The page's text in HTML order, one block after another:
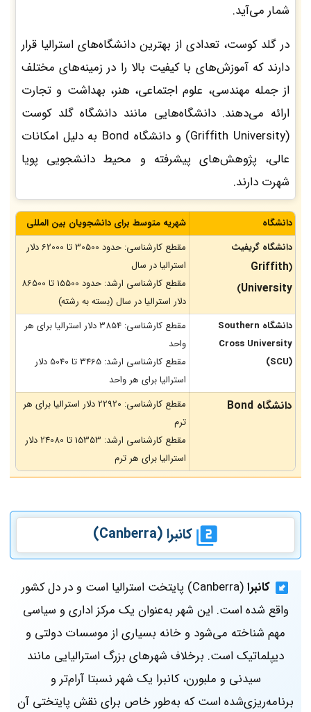
شمار می‌آید.
در گلد کوست، تعدادی از بهترین دانشگاه‌های استرالیا قرار
دارند که آموزش‌های با کیفیت بالا را در زمینه‌های مختلف
از جمله مهندسی، علوم اجتماعی، هنر، بهداشت و تجارت
ارائه می‌دهند. دانشگاه‌هایی مانند دانشگاه گلد کوست
(Griffith University) و دانشگاه Bond به دلیل امکانات
عالی، پژوهش‌های پیشرفته و محیط دانشجویی پویا
شهرت دارند.
دانشگاه
شهریه متوسط برای دانشجویان بین المللی
دانشگاه گریفیث
(
Griffith
University
)
مقطع کارشناسی: حدود 30500 تا 62000 دلار
استرالیا در سال
مقطع کارشناسی ارشد: حدود 15500 تا 86500
دلار استرالیا در سال (بسته به رشته)
دانشگاه Southern
Cross University
(SCU)
مقطع کارشناسی: 3854 دلار استرالیا برای هر
واحد
مقطع کارشناسی ارشد: 3465 تا 5040 دلار
استرالیا برای هر واحد
دانشگاه Bond
مقطع کارشناسی: 22920 دلار استرالیا برای هر
ترم
مقطع کارشناسی ارشد: 15353 تا 24080 دلار
استرالیا برای هر ترم
کانبرا(Canberra)
کانبرا
(Canberra) پایتخت استرالیا است و در دل کشور
واقع شده است. این شهر به‌عنوان یک مرکز اداری و سیاسی
مهم شناخته می‌شود و خانه‌ بسیاری از موسسات دولتی و
دیپلماتیک است. برخلاف شهرهای بزرگ استرالیایی مانند
سیدنی و ملبورن، کانبرا یک شهر نسبتا آرام‌تر و
برنامه‌ریزی‌شده است که به‌طور خاص برای نقش پایتختی آن